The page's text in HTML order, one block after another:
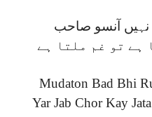
نہیں آنسو صاحب
ہے تو غم ملتا ہے
Mudaton Bad Bhi
Yar Jab Chor Kay